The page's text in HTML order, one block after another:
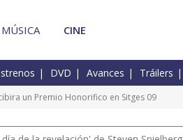
MÚSICA CINE
DVD Avances Tráilers
un Premio Honorifico en Sitges 09